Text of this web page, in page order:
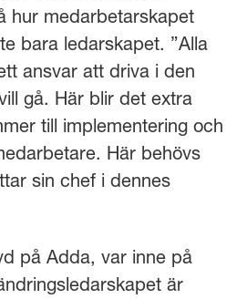
hur medarbetarskapet
bara ledarskapet. ”Alla
ansvar att driva i den
gå. Här blir det extra
till implementering och
Här behövs
sin chef i dennes
på Adda, var inne på
är